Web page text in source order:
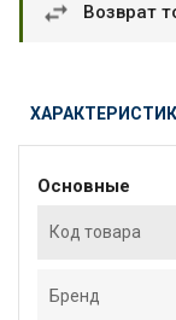
Возврат
Основные
Код товара
Бренд